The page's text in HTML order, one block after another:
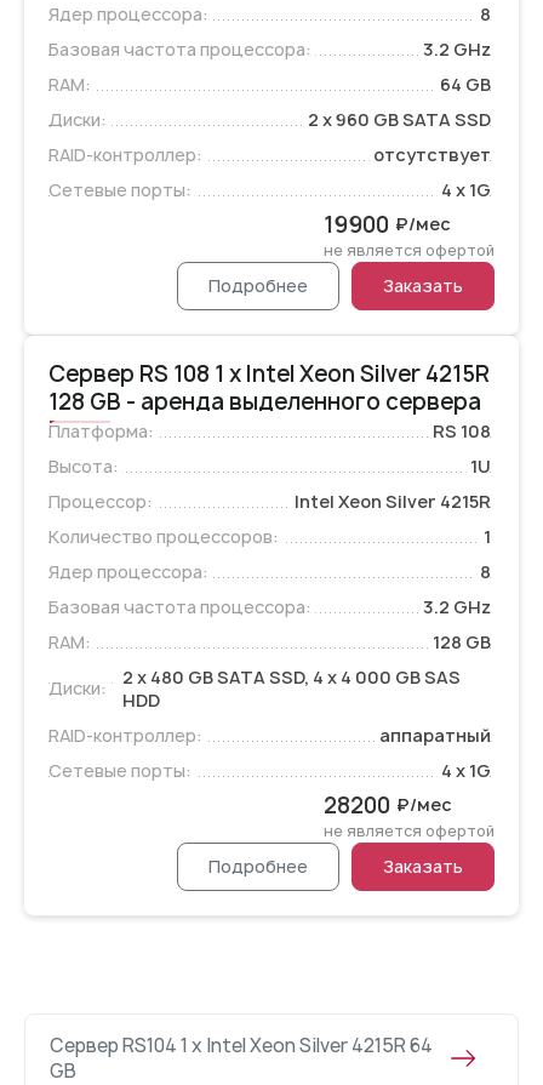
Ядер процессора:
8
Базовая частота процессора:
3.2 GHz
RAM:
64 GB
Диски:
2 x 960 GB SATA SSD
RAID-контроллер:
отсутствует
Сетевые порты:
4 x 1G
19900 ₽/мес
не является офертой
Подробнее Заказать
Сервер RS 108 1 x Intel Xeon Silver 4215R
128 GB - аренда выделенного сервера
Платформа:
RS 108
Высота:
1U
Процессор:
Intel Xeon Silver 4215R
Количество процессоров:
1
Ядер процессора:
8
Базовая частота процессора:
3.2 GHz
RAM:
128 GB
Диски:
2 x 480 GB SATA SSD, 4 x 4 000 GB SAS
HDD
RAID-контроллер:
аппаратный
Сетевые порты:
4 x 1G
28200 ₽/мес
не является офертой
Подробнее Заказать
Сервер RS104 1 x Intel Xeon Silver 4215R 64
GB